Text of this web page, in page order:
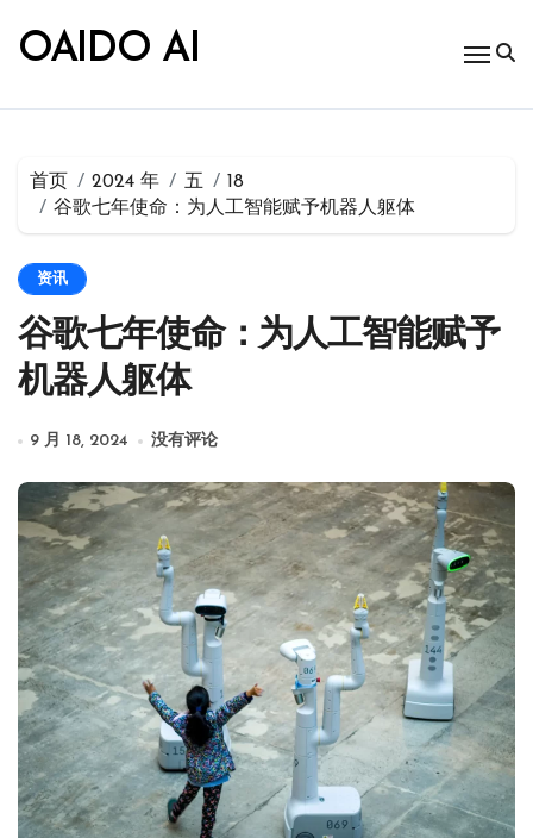
OAIDO AI
首页 2024 年 五
18
谷歌七年使命：为人工智能赋予机器人躯体
资讯
谷歌七年使命：为人工智能赋予
机器人躯体
9 月 18, 2024 没有评论